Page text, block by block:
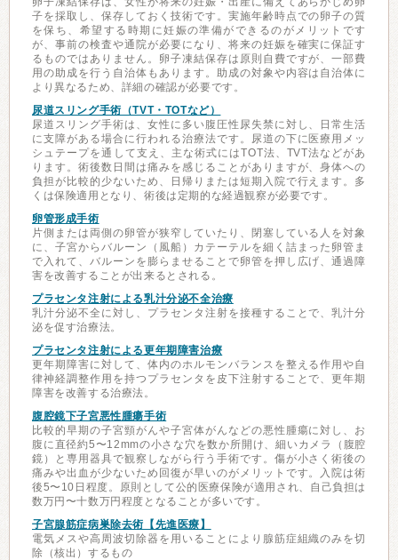
子を採取し、保存しておく技術です。実施年齢時点での卵子の質
を保ち、希望する時期に妊娠の準備ができるのがメリットです
が、事前の検査や通院が必要になり、将来の妊娠を確実に保証す
るものではありません。卵子凍結保存は原則自費ですが、一部費
用の助成を行う自治体もあります。助成の対象や内容は自治体に
より異なるため、詳細の確認が必要です。
尿道スリング手術（TVT・TOTなど）
尿道スリング手術は、女性に多い腹圧性尿失禁に対し、日常生活
に支障がある場合に行われる治療法です。尿道の下に医療用メッ
シュテープを通して支え、主な術式にはTOT法、TVT法などがあ
ります。術後数日間は痛みを感じることがありますが、身体への
負担が比較的少ないため、日帰りまたは短期入院で行えます。多
くは保険適用となり、術後は定期的な経過観察が必要です。
卵管形成手術
片側または両側の卵管が狭窄していたり、閉塞している人を対象
に、子宮からバルーン（風船）カテーテルを細く詰まった卵管ま
で入れて、バルーンを膨らませることで卵管を押し広げ、通過障
害を改善することが出来るとされる。
プラセンタ注射による乳汁分泌不全治療
乳汁分泌不全に対し、プラセンタ注射を接種することで、乳汁分
泌を促す治療法。
プラセンタ注射による更年期障害治療
更年期障害に対して、体内のホルモンバランスを整える作用や自
律神経調整作用を持つプラセンタを皮下注射することで、更年期
障害を改善する治療法。
腹腔鏡下子宮悪性腫瘍手術
比較的早期の子宮頸がんや子宮体がんなどの悪性腫瘍に対し、お
腹に直径約5〜12mmの小さな穴を数か所開け、細いカメラ（腹腔
鏡）と専用器具で観察しながら行う手術です。傷が小さく術後の
痛みや出血が少ないため回復が早いのがメリットです。入院は術
後5〜10日程度。原則として公的医療保険が適用され、自己負担は
数万円〜十数万円程度となることが多いです。
子宮腺筋症病巣除去術【先進医療】
電気メスや高周波切除器を用いることにより腺筋症組織のみを切
除（核出）するもの